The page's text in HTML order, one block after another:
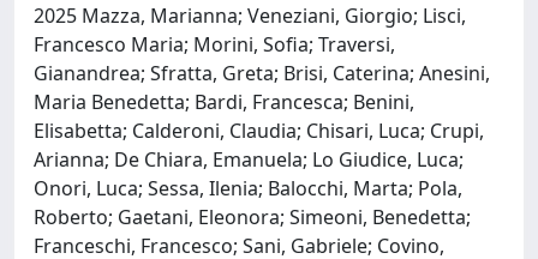
2025 Mazza, Marianna; Veneziani, Giorgio; Lisci,
Francesco Maria; Morini, Sofia; Traversi,
Gianandrea; Sfratta, Greta; Brisi, Caterina; Anesini,
Maria Benedetta; Bardi, Francesca; Benini,
Elisabetta; Calderoni, Claudia; Chisari, Luca; Crupi,
Arianna; De Chiara, Emanuela; Lo Giudice, Luca;
Onori, Luca; Sessa, Ilenia; Balocchi, Marta; Pola,
Roberto; Gaetani, Eleonora; Simeoni, Benedetta;
Franceschi, Francesco; Sani, Gabriele; Covino,